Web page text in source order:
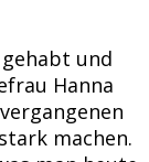
und
Hanna
machen.